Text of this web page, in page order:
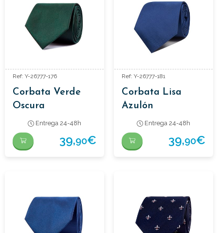
Ref: Y-26777-176
Corbata Verde
Oscura
Entrega 24-48h
39,90€
Ref: Y-26777-181
Corbata Lisa
Azulón
Entrega 24-48h
39,90€